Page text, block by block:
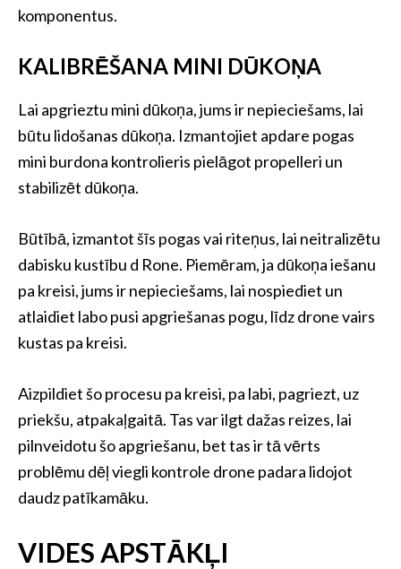
komponentus.
KALIBRĒŠANA MINI DŪKOŅA
Lai apgrieztu mini dūkoņa, jums ir nepieciešams, lai
būtu lidošanas dūkoņa. Izmantojiet apdare pogas
mini burdona kontrolieris pielāgot propelleri un
stabilizēt dūkoņa.
Būtībā, izmantot šīs pogas vai riteņus, lai neitralizētu
dabisku kustību d Rone. Piemēram, ja dūkoņa iešanu
pa kreisi, jums ir nepieciešams, lai nospiediet un
atlaidiet labo pusi apgriešanas pogu, līdz drone vairs
kustas pa kreisi.
Aizpildiet šo procesu pa kreisi, pa labi, pagriezt, uz
priekšu, atpakaļgaitā. Tas var ilgt dažas reizes, lai
pilnveidotu šo apgriešanu, bet tas ir tā vērts
problēmu dēļ viegli kontrole drone padara lidojot
daudz patīkamāku.
VIDES APSTĀKĻI